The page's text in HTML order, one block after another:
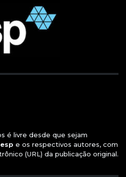
é livre desde que sejam
e os respectivos autores, com
(URL) da publicação original.